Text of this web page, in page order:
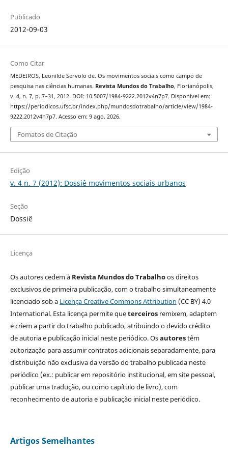
Publicado
2012-09-03
Como Citar
MEDEIROS, Leonilde Servolo de. Os movimentos sociais como campo de
pesquisa nas ciências humanas. Revista Mundos do Trabalho, Florianópolis,
v. 4, n. 7, p. 7–31, 2012. DOI: 10.5007/1984-9222.2012v4n7p7. Disponível em:
https://periodicos.ufsc.br/index.php/mundosdotrabalho/article/view/1984-
9222.2012v4n7p7. Acesso em: 9 ago. 2026.
Fomatos de Citação
Edição
v. 4 n. 7 (2012): Dossiê movimentos sociais urbanos
Seção
Dossiê
Licença
Os autores cedem à Revista Mundos do Trabalhoos direitos
exclusivos de primeira publicação, com o trabalho simultaneamente
licenciado sob a Licença Creative Commons Attribution (CC BY) 4.0
International. Esta licença permite queterceirosremixem, adaptem
e criem a partir do trabalho publicado, atribuindo o devido crédito
de autoria e publicação inicial neste periódico. Osautorestêm
autorização para assumir contratos adicionais separadamente, para
distribuição não exclusiva da versão do trabalho publicada neste
periódico (ex.: publicar em repositório institucional, em site pessoal,
publicar uma tradução, ou como capítulo de livro), com
reconhecimento de autoria e publicação inicial neste periódico.
Artigos Semelhantes